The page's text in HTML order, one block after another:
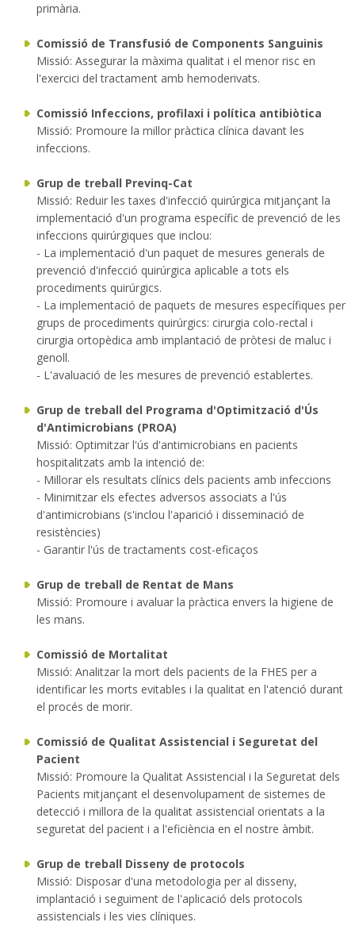
primària.
Comissió de Transfusió de Components Sanguinis
Missió: Assegurar la màxima qualitat i el menor risc en
l'exercici del tractament amb hemoderivats.
Comissió Infeccions, profilaxi i política antibiòtica
Missió: Promoure la millor pràctica clínica davant les
infeccions.
Grup de treball Previnq-Cat
Missió: Reduir les taxes d'infecció quirúrgica mitjançant la
implementació d'un programa específic de prevenció de les
infeccions quirúrgiques que inclou:
- La implementació d'un paquet de mesures generals de
prevenció d'infecció quirúrgica aplicable a tots els
procediments quirúrgics.
- La implementació de paquets de mesures específiques per
grups de procediments quirúrgics: cirurgia colo-rectal i
cirurgia ortopèdica amb implantació de pròtesi de maluc i
genoll.
- L'avaluació de les mesures de prevenció establertes.
Grup de treball del Programa d'Optimització d'Ús
d'Antimicrobians (PROA)
Missió: Optimitzar l'ús d'antimicrobians en pacients
hospitalitzats amb la intenció de:
- Millorar els resultats clínics dels pacients amb infeccions
- Minimitzar els efectes adversos associats a l'ús
d'antimicrobians (s'inclou l'aparició i disseminació de
resistències)
- Garantir l'ús de tractaments cost-eficaços
Grup de treball de Rentat de Mans
Missió: Promoure i avaluar la pràctica envers la higiene de
les mans.
Comissió de Mortalitat
Missió: Analitzar la mort dels pacients de la FHES per a
identificar les morts evitables i la qualitat en l'atenció durant
el procés de morir.
Comissió de Qualitat Assistencial i Seguretat del
Pacient
Missió: Promoure la Qualitat Assistencial i la Seguretat dels
Pacients mitjançant el desenvolupament de sistemes de
detecció i millora de la qualitat assistencial orientats a la
seguretat del pacient i a l'eficiència en el nostre àmbit.
Grup de treball Disseny de protocols
Missió: Disposar d'una metodologia per al disseny,
implantació i seguiment de l'aplicació dels protocols
assistencials i les vies clíniques.